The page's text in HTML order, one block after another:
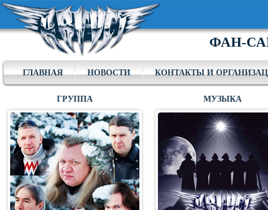
ФАН-
ГЛАВНАЯ НОВОСТИ КОНТАКТЫ И
ГРУППА МУЗЫКА